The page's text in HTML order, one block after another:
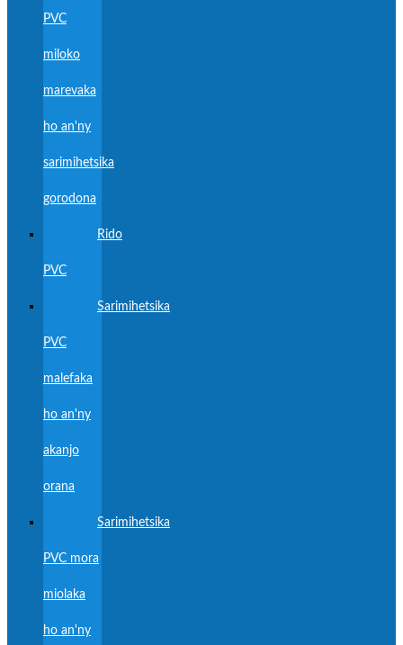
PVC
miloko
marevaka
ho an'ny
sarimihetsika
gorodona
Rido
PVC
Sarimihetsika
PVC
malefaka
ho an'ny
akanjo
orana
Sarimihetsika
PVC mora
miolaka
ho an'ny